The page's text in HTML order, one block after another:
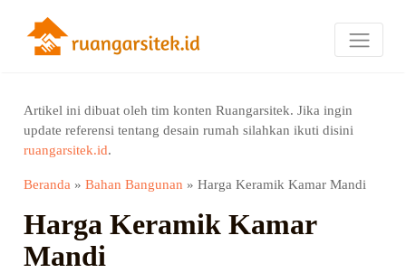
Artikel ini dibuat oleh tim konten Ruangarsitek. Jika ingin
update referensi tentang desain rumah silahkan ikuti disini
ruangarsitek.id.
Beranda »Bahan Bangunan »Harga Keramik Kamar Mandi
Harga Keramik Kamar
Mandi